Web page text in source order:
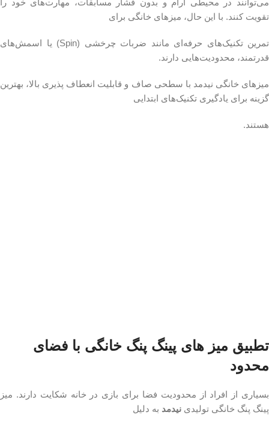
می‌توانند در محیطی آرام و بدون فشار مسابقات، مهارت‌های خود را
تقویت کنند. با این حال، میزهای خانگی برای
تمرین تکنیک‌های حرفه‌ای مانند ضربات چرخشی (Spin) یا اسمش‌های
قدرتمند، محدودیت‌هایی دارند.
میزهای خانگی نیدمد با سطحی صاف و قابلیت انعطاف‌ پذیری بالا، بهترین
گزینه برای یادگیری تکنیک‌های ابتدایی
هستند.
تطبیق میز های پینگ پنگ خانگی با فضای
محدود
بسیاری از افراد از محدودیت فضا برای بازی در خانه شکایت دارند. میز
پینگ پنگ خانگی تولیدی نیدمد به دلیل